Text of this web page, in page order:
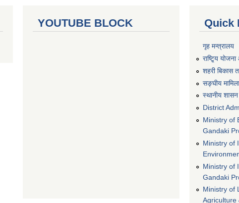
YOUTUBE BLOCK Quick
गृह मन्त्रालय
राष्टि्ृय
शहरी बिकास
सङ्घीय
स्थानीय शासन
District
Ministry of
Gandaki
Ministry of
Ministry of
Gandaki
Ministry of
Agriculture